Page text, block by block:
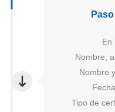
En
Nombre,
Nombre
Tipo de